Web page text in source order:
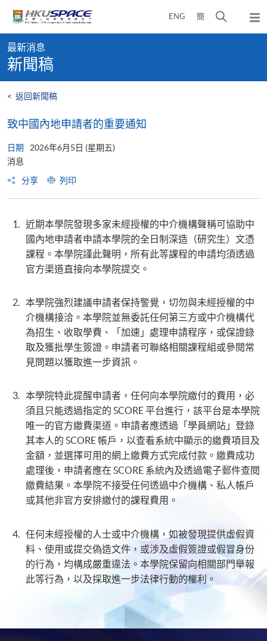
content
ENG 簡
開
彈
出
content
start
最新消息
新聞稿
< 返回新聞稿
致中國內地申請者的重要通知
日期
2026年6月5日 (星期五)
消息
分享
列印
近期本學院發現多家未經授權的中介機構聲稱可協助中
國內地申請者申請本學院的全日制深造（研究生）文憑
課程。本學院謹此聲明，所有此等課程的申請均須透過
官方渠道直接向本學院提交。
本學院強烈建議申請者保持警覺，切勿與未經授權的中
介機構接洽。本學院並無委託任何第三方或中介機構代
為招生、收取學費、「加速」處理申請程序，或保證錄
取及獲批學生簽證。申請者可聯絡相關課程組或參閱常
見問題以獲取進一步資訊。
本學院特此提醒申請者，任何向本學院繳付的費用，必
須且只能透過指定的 SCORE 平台進行，該平台是本學院
唯一的官方繳費渠道。申請者應透過「學員網站」登錄
其本人的 SCORE 帳戶，以查看系統中顯示的繳費項目及
金額，並選擇可用的網上繳費方式完成付款。繳費成功
處理後，申請者應在 SCORE 系統內及透過電子郵件查閱
繳費結果。本學院不接受任何透過中介機構、私人帳戶
或其他非官方安排繳付的課程費用。
任何未經授權的人士或中介機構，如被發現提供虛假資
料、使用或提交偽造文件，或涉及虛假簽證或假冒身份
的行為，均構成嚴重違法。本學院保留向相關部門舉報
此等行為，以及採取進一步法律行動的權利。